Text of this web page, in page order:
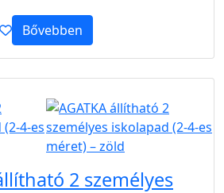
Bővebben
2 személyes